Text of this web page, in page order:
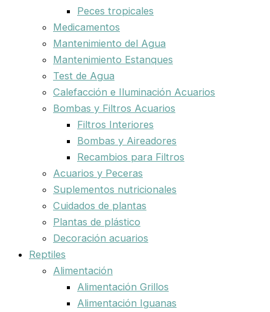
Peces tropicales
Medicamentos
Mantenimiento del Agua
Mantenimiento Estanques
Test de Agua
Calefacción e Iluminación Acuarios
Bombas y Filtros Acuarios
Filtros Interiores
Bombas y Aireadores
Recambios para Filtros
Acuarios y Peceras
Suplementos nutricionales
Cuidados de plantas
Plantas de plástico
Decoración acuarios
Reptiles
Alimentación
Alimentación Grillos
Alimentación Iguanas